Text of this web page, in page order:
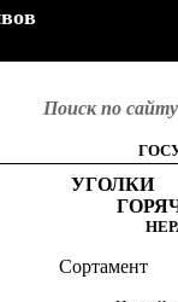
Поиск по
Сортамент